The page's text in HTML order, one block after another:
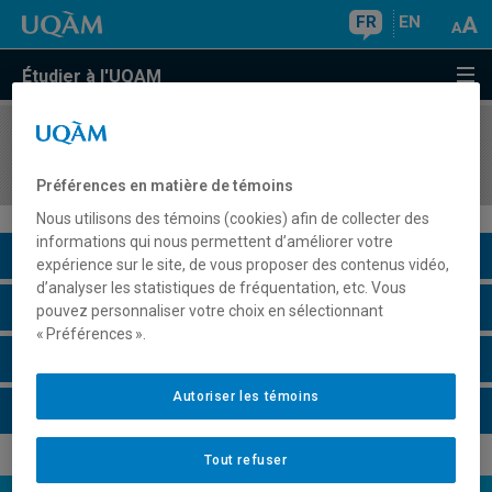
FR EN
Étudier à l'UQAM
COURS//
Description du cours
Horaire - Été 2026
Préférences en matière de témoins
Nous utilisons des témoins (cookies) afin de collecter des
informations qui nous permettent d’améliorer votre
expérience sur le site, de vous proposer des contenus vidéo,
d’analyser les statistiques de fréquentation, etc. Vous
pouvez personnaliser votre choix en sélectionnant
« Préférences ».
Tout refuser
Autoriser les témoins